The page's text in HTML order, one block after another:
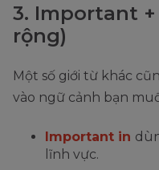
3. Important
rộng)
Một số giới từ khác
vào ngữ cảnh bạn
Important in
lĩnh vực.